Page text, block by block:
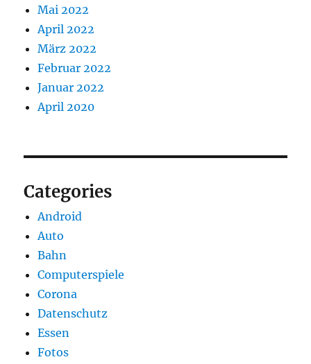
Mai 2022
April 2022
März 2022
Februar 2022
Januar 2022
April 2020
Categories
Android
Auto
Bahn
Computerspiele
Corona
Datenschutz
Essen
Fotos